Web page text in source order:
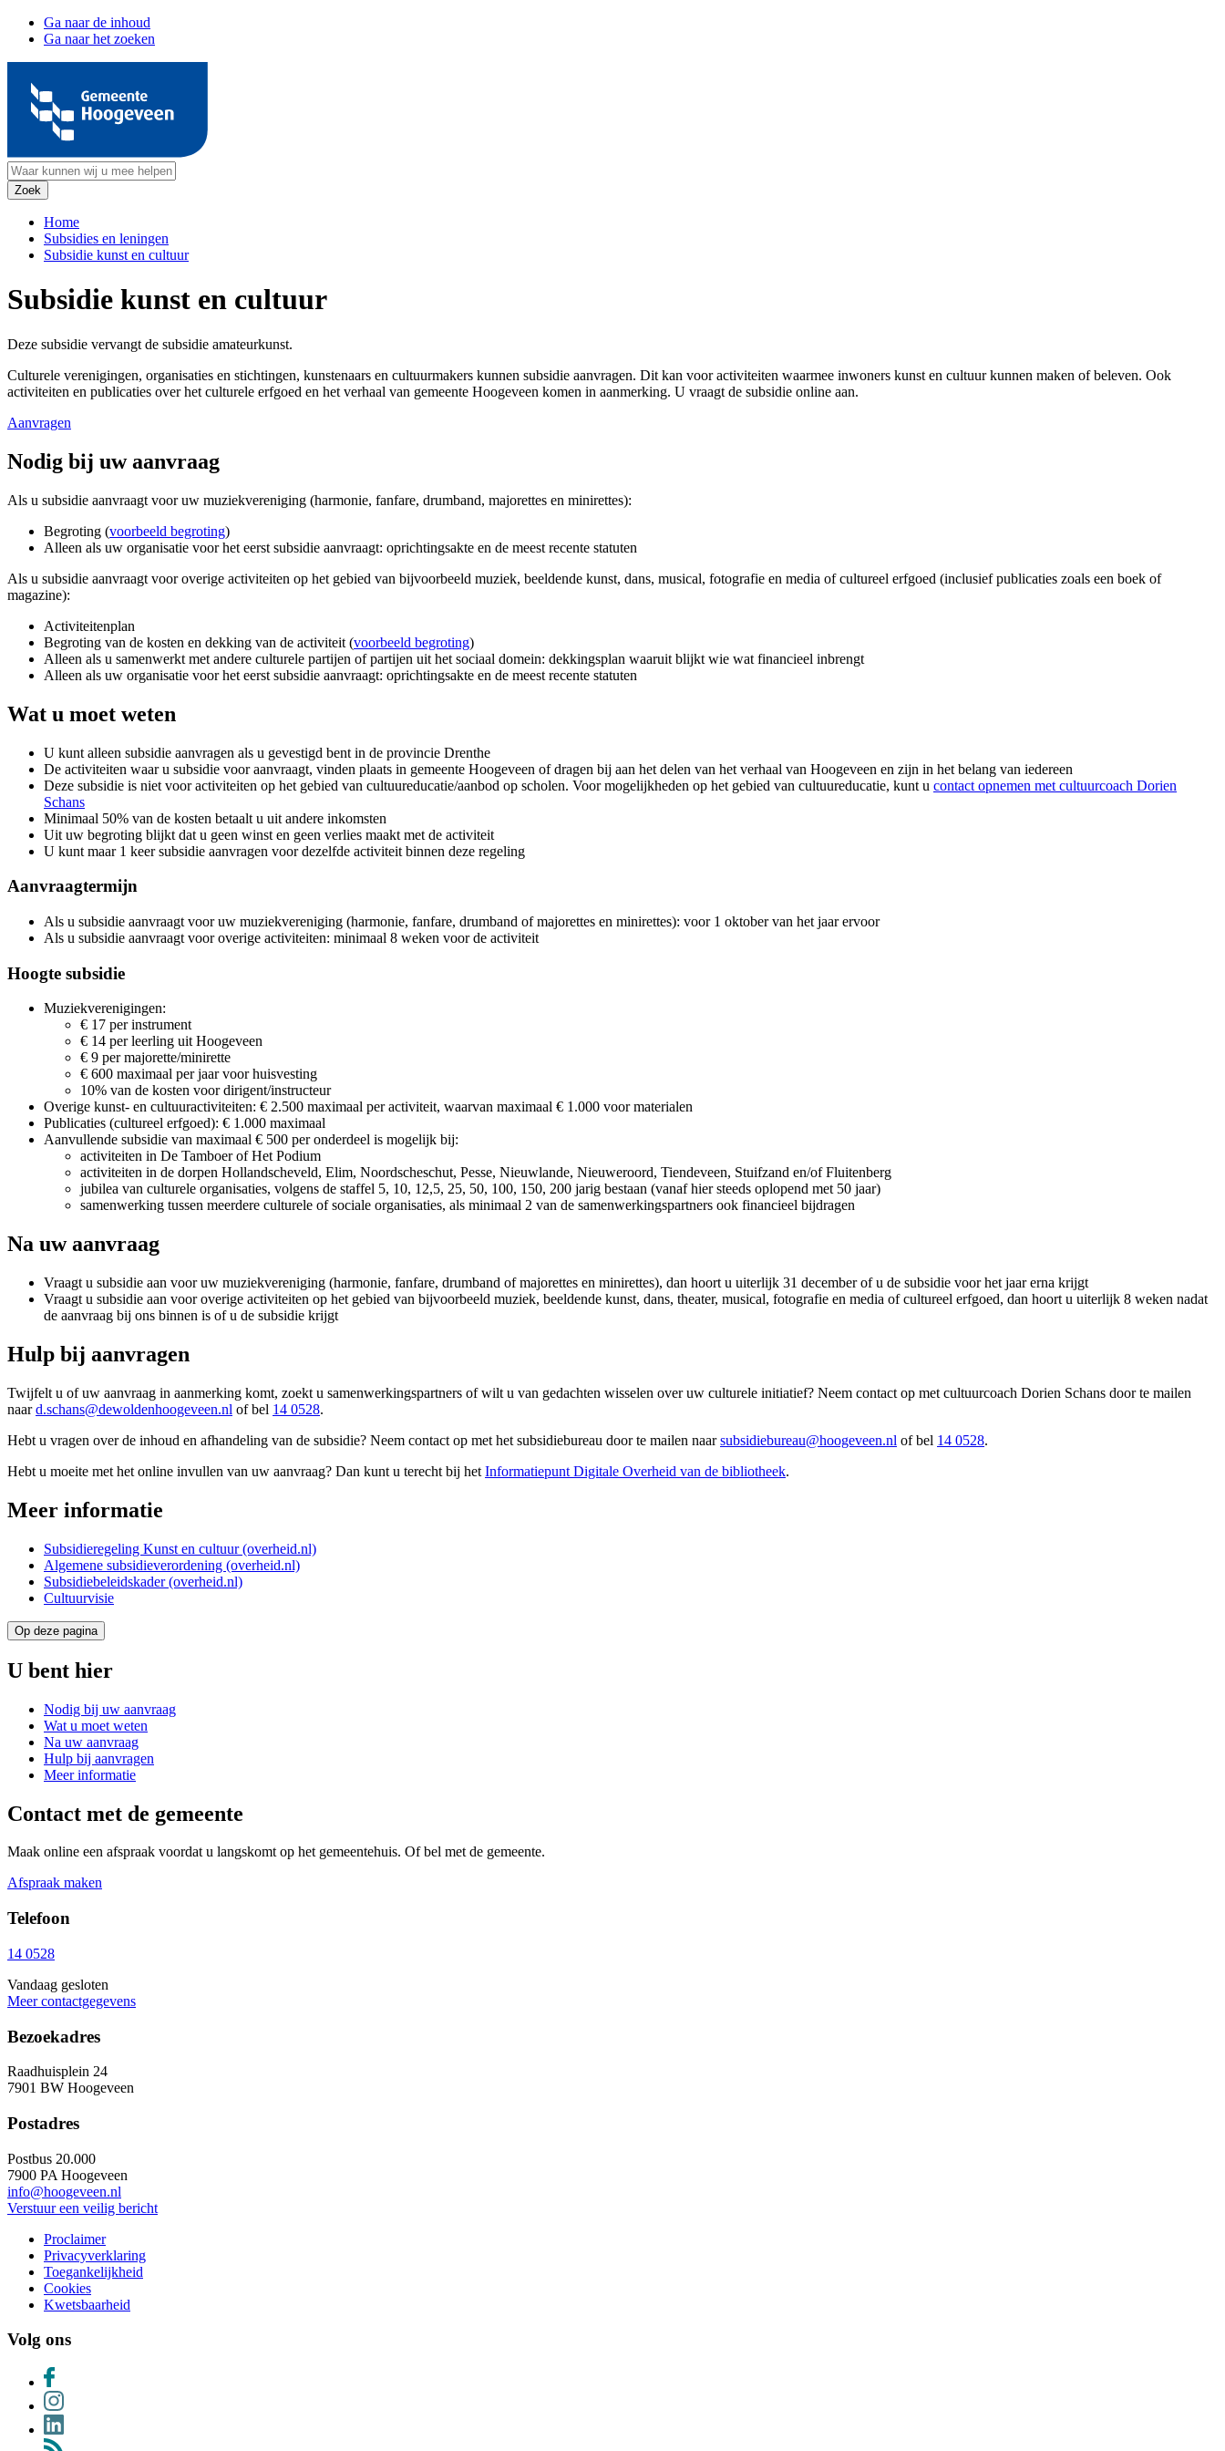
Ga naar de inhoud
Ga naar het zoeken
Home
Subsidies en leningen
Subsidie kunst en cultuur
Subsidie kunst en cultuur
Deze subsidie vervangt de subsidie amateurkunst.
Culturele verenigingen, organisaties en stichtingen, kunstenaars en cultuurmakers kunnen subsidie aanvragen. Dit kan voor activiteiten waarmee inwoners kunst en cultuur kunnen maken of beleven. Ook
activiteiten en publicaties over het culturele erfgoed en het verhaal van gemeente Hoogeveen komen in aanmerking. U vraagt de subsidie online aan.
Aanvragen
Nodig bij uw aanvraag
Als u subsidie aanvraagt voor uw muziekvereniging (harmonie, fanfare, drumband, majorettes en minirettes):
Begroting (voorbeeld begroting)
Alleen als uw organisatie voor het eerst subsidie aanvraagt: oprichtingsakte en de meest recente statuten
Als u subsidie aanvraagt voor overige activiteiten op het gebied van bijvoorbeeld muziek, beeldende kunst, dans, musical, fotografie en media of cultureel erfgoed (inclusief publicaties zoals een boek of
magazine):
Activiteitenplan
Begroting van de kosten en dekking van de activiteit (voorbeeld begroting)
Alleen als u samenwerkt met andere culturele partijen of partijen uit het sociaal domein: dekkingsplan waaruit blijkt wie wat financieel inbrengt
Alleen als uw organisatie voor het eerst subsidie aanvraagt: oprichtingsakte en de meest recente statuten
Wat u moet weten
U kunt alleen subsidie aanvragen als u gevestigd bent in de provincie Drenthe
De activiteiten waar u subsidie voor aanvraagt, vinden plaats in gemeente Hoogeveen of dragen bij aan het delen van het verhaal van Hoogeveen en zijn in het belang van iedereen
Deze subsidie is niet voor activiteiten op het gebied van cultuureducatie/aanbod op scholen. Voor mogelijkheden op het gebied van cultuureducatie, kunt u contact opnemen met cultuurcoach Dorien
Schans
Minimaal 50% van de kosten betaalt u uit andere inkomsten
Uit uw begroting blijkt dat u geen winst en geen verlies maakt met de activiteit
U kunt maar 1 keer subsidie aanvragen voor dezelfde activiteit binnen deze regeling
Aanvraagtermijn
Als u subsidie aanvraagt voor uw muziekvereniging (harmonie, fanfare, drumband of majorettes en minirettes): voor 1 oktober van het jaar ervoor
Als u subsidie aanvraagt voor overige activiteiten: minimaal 8 weken voor de activiteit
Hoogte subsidie
Muziekverenigingen:
€ 17 per instrument
€ 14 per leerling uit Hoogeveen
€ 9 per majorette/minirette
€ 600 maximaal per jaar voor huisvesting
10% van de kosten voor dirigent/instructeur
Overige kunst- en cultuuractiviteiten: € 2.500 maximaal per activiteit, waarvan maximaal € 1.000 voor materialen
Publicaties (cultureel erfgoed): € 1.000 maximaal
Aanvullende subsidie van maximaal € 500 per onderdeel is mogelijk bij:
activiteiten in De Tamboer of Het Podium
activiteiten in de dorpen Hollandscheveld, Elim, Noordscheschut, Pesse, Nieuwlande, Nieuweroord, Tiendeveen, Stuifzand en/of Fluitenberg
jubilea van culturele organisaties, volgens de staffel 5, 10, 12,5, 25, 50, 100, 150, 200 jarig bestaan (vanaf hier steeds oplopend met 50 jaar)
samenwerking tussen meerdere culturele of sociale organisaties, als minimaal 2 van de samenwerkingspartners ook financieel bijdragen
Na uw aanvraag
Vraagt u subsidie aan voor uw muziekvereniging (harmonie, fanfare, drumband of majorettes en minirettes), dan hoort u uiterlijk 31 december of u de subsidie voor het jaar erna krijgt
Vraagt u subsidie aan voor overige activiteiten op het gebied van bijvoorbeeld muziek, beeldende kunst, dans, theater, musical, fotografie en media of cultureel erfgoed, dan hoort u uiterlijk 8 weken nadat
de aanvraag bij ons binnen is of u de subsidie krijgt
Hulp bij aanvragen
Twijfelt u of uw aanvraag in aanmerking komt, zoekt u samenwerkingspartners of wilt u van gedachten wisselen over uw culturele initiatief? Neem contact op met cultuurcoach Dorien Schans door te mailen
naard.schans@dewoldenhoogeveen.nl of bel 14 0528.
Hebt u vragen over de inhoud en afhandeling van de subsidie? Neem contact op met het subsidiebureau door te mailen naarsubsidiebureau@hoogeveen.nl of bel 14 0528.
Hebt u moeite met het online invullen van uw aanvraag? Dan kunt u terecht bij het Informatiepunt Digitale Overheid van de bibliotheek.
Meer informatie
Subsidieregeling Kunst en cultuur (overheid.nl)
Algemene subsidieverordening (overheid.nl)
Subsidiebeleidskader (overheid.nl)
Cultuurvisie
Op deze pagina
U bent hier
Nodig bij uw aanvraag
Wat u moet weten
Na uw aanvraag
Hulp bij aanvragen
Meer informatie
Contact met de gemeente
Maak online een afspraak voordat u langskomt op het gemeentehuis. Of bel met de gemeente.
Afspraak maken
Telefoon
14 0528
Vandaag gesloten
Meer contactgegevens
Bezoekadres
Raadhuisplein 24
7901 BW Hoogeveen
Postadres
Postbus 20.000
7900 PA Hoogeveen
info@hoogeveen.nl
Verstuur een veilig bericht
Proclaimer
Privacyverklaring
Toegankelijkheid
Cookies
Kwetsbaarheid
Volg ons